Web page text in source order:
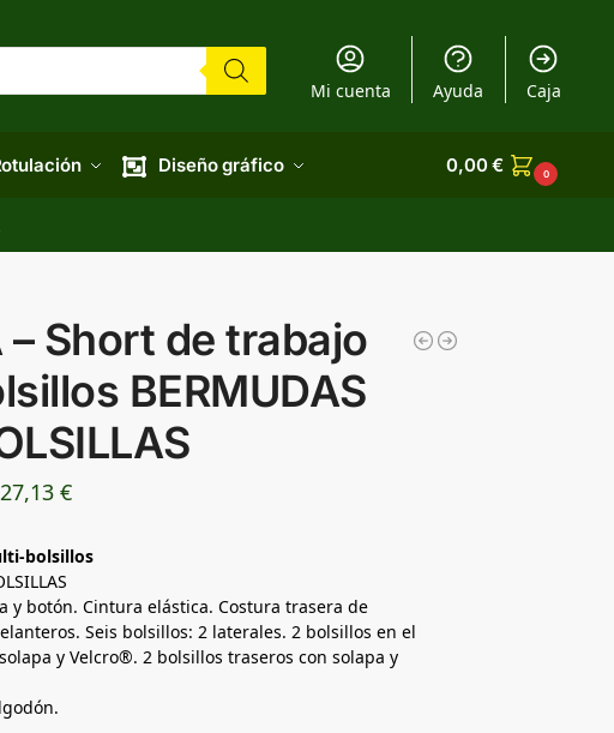
Mi cuenta Ayuda Caja
Diseño gráfico 0,00€ 0
– Short de trabajo
BERMUDAS
27,13 €
bolsillos
y botón. Cintura elástica. Costura trasera de
Seis bolsillos: 2 laterales. 2 bolsillos en el
y Velcro®. 2 bolsillos traseros con solapa y